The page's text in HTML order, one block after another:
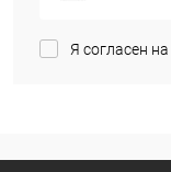
Я согласен на